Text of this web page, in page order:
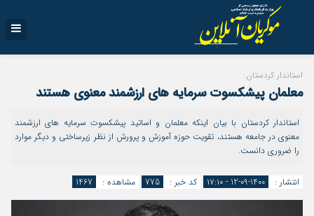
استاندار کردستان:
معلمان پیشکسوت سرمایه های ارزشمند معنوی هستند
استاندار کردستان با بیان اینکه معلمان و اساتید پیشکسوت سرمایه های ارزشمند
معنوی در جامعه هستند، تقویت حوزه آموزش و پرورش از نظر زیرساختی و دیگر موارد
را ضروری دانست.
انتشار : 1400-09-12 - ۱۷:۱۰ کد خبر : 775 مشاهده : 1467